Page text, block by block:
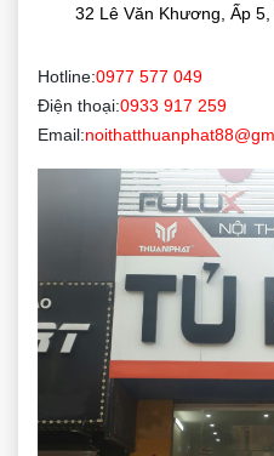
32 Lê Văn Khương, Ấp
Hotline:0977 577 049
Điện thoại:0933 917 259
Email: